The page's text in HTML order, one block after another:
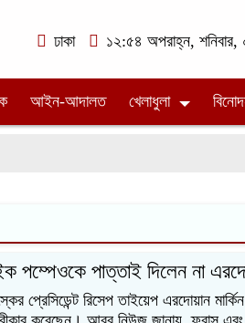
ঢাকা ১২:৫৪ অপরাহ্ন, শনিবার,
আইন-আদালত খেলাধুলা
পম্পেওকে পাত্তাই দিলেন না
প্রেসিডেন্ট রিসেপ তাইয়েপ এরদোয়ান